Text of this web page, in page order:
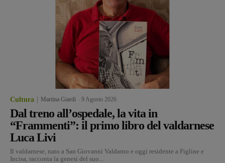
Cultura Martina Giardi 9 Agosto 2026
Dal treno all’ospedale, la vita in
“Frammenti”: il primo libro del valdarnese
Luca Livi
Il valdarnese, nato a San Giovanni Valdarno e oggi residente a Figline e
Incisa, racconta la genesi del suo...